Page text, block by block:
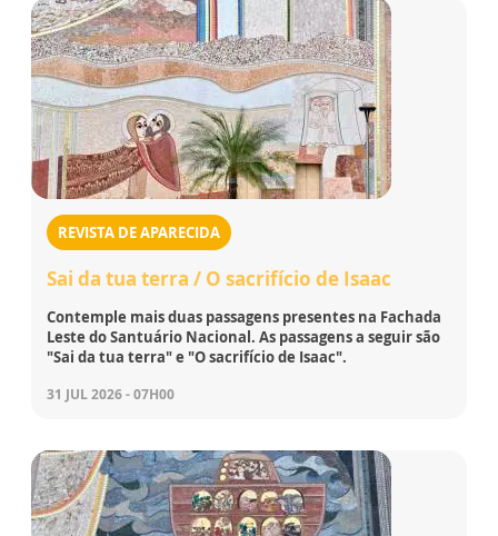
REVISTA DE APARECIDA
Sai da tua terra / O sacrifício de Isaac
Contemple mais duas passagens presentes na Fachada
Leste do Santuário Nacional. As passagens a seguir são
"Sai da tua terra" e "O sacrifício de Isaac".
31 JUL 2026 - 07H00